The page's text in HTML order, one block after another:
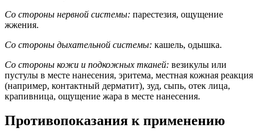
Со стороны нервной системы: парестезия, ощущение
жжения.
Со стороны дыхательной системы: кашель, одышка.
Со стороны кожи и подкожных тканей: везикулы или
пустулы в месте нанесения, эритема, местная кожная реакция
(например, контактный дерматит), зуд, сыпь, отек лица,
крапивница, ощущение жара в месте нанесения.
Противопоказания к применению